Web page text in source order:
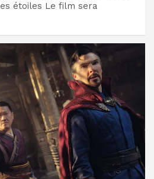
étoiles Le film sera